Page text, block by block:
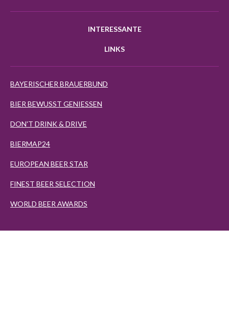
INTERESSANTE
LINKS
BAYERISCHER BRAUERBUND
BIER BEWUSST GENIESSEN
DON'T DRINK & DRIVE
BIERMAP24
EUROPEAN BEER STAR
FINEST BEER SELECTION
WORLD BEER AWARDS